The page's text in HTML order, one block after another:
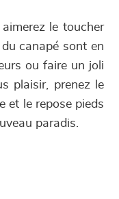
le toucher
canapé sont en
ou faire un joli
plaisir, prenez le
et le repose pieds
paradis.